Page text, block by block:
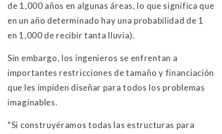
de 1,000 años en algunas áreas, lo que significa que
en un año determinado hay una probabilidad de 1
en 1,000 de recibir tanta lluvia).
Sin embargo, los ingenieros se enfrentan a
importantes restricciones de tamaño y financiación
que les impiden diseñar para todos los problemas
imaginables.
“Si construyéramos todas las estructuras para